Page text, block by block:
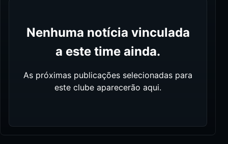
Nenhuma notícia vinculada
a este time ainda.
As próximas publicações selecionadas para
este clube aparecerão aqui.